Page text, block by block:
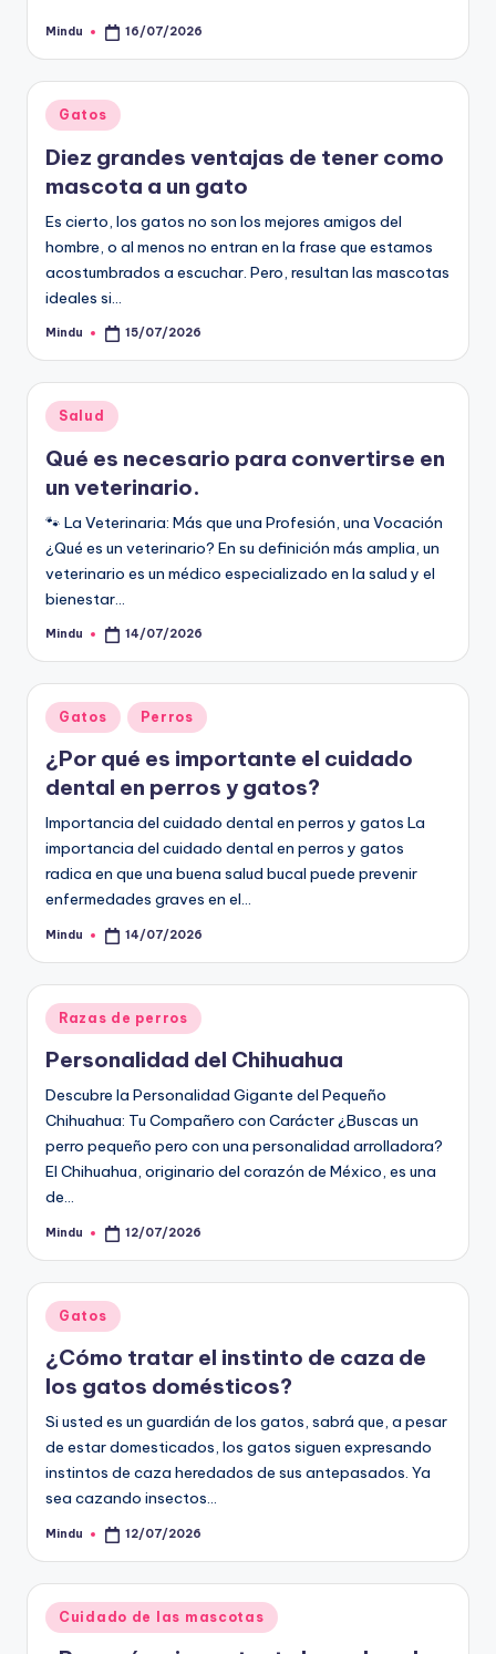
Publicado
Mindu 16/07/2026
Publicado
en
Gatos
Diez grandes ventajas de tener como
mascota a un gato
Es cierto, los gatos no son los mejores amigos del
hombre, o al menos no entran en la frase que estamos
acostumbrados a escuchar. Pero, resultan las mascotas
ideales si…
Publicado
Mindu 15/07/2026
Publicado
en
Salud
Qué es necesario para convertirse en
un veterinario.
🐾 La Veterinaria: Más que una Profesión, una Vocación
¿Qué es un veterinario? En su definición más amplia, un
veterinario es un médico especializado en la salud y el
bienestar…
Publicado
Mindu 14/07/2026
Publicado
en
Gatos Perros
¿Por qué es importante el cuidado
dental en perros y gatos?
Importancia del cuidado dental en perros y gatos La
importancia del cuidado dental en perros y gatos
radica en que una buena salud bucal puede prevenir
enfermedades graves en el…
Publicado
Mindu 14/07/2026
Publicado
en
Razas de perros
Personalidad del Chihuahua
Descubre la Personalidad Gigante del Pequeño
Chihuahua: Tu Compañero con Carácter ¿Buscas un
perro pequeño pero con una personalidad arrolladora?
El Chihuahua, originario del corazón de México, es una
de…
Publicado
Mindu 12/07/2026
Publicado
en
Gatos
¿Cómo tratar el instinto de caza de
los gatos domésticos?
Si usted es un guardián de los gatos, sabrá que, a pesar
de estar domesticados, los gatos siguen expresando
instintos de caza heredados de sus antepasados. Ya
sea cazando insectos…
Publicado
Mindu 12/07/2026
Publicado
en
Cuidado de las mascotas